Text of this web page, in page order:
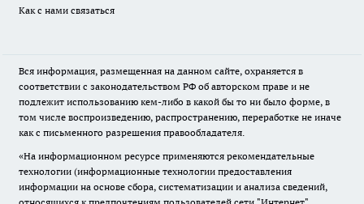
Как с нами связаться
Вся информация, размещенная на данном сайте, охраняется в
соответствии с законодательством РФ об авторском праве и не
подлежит использованию кем-либо в какой бы то ни было форме, в
том числе воспроизведению, распространению, переработке не иначе
как с письменного разрешения правообладателя.
«На информационном ресурсе применяются рекомендательные
технологии (информационные технологии предоставления
информации на основе сбора, систематизации и анализа сведений,